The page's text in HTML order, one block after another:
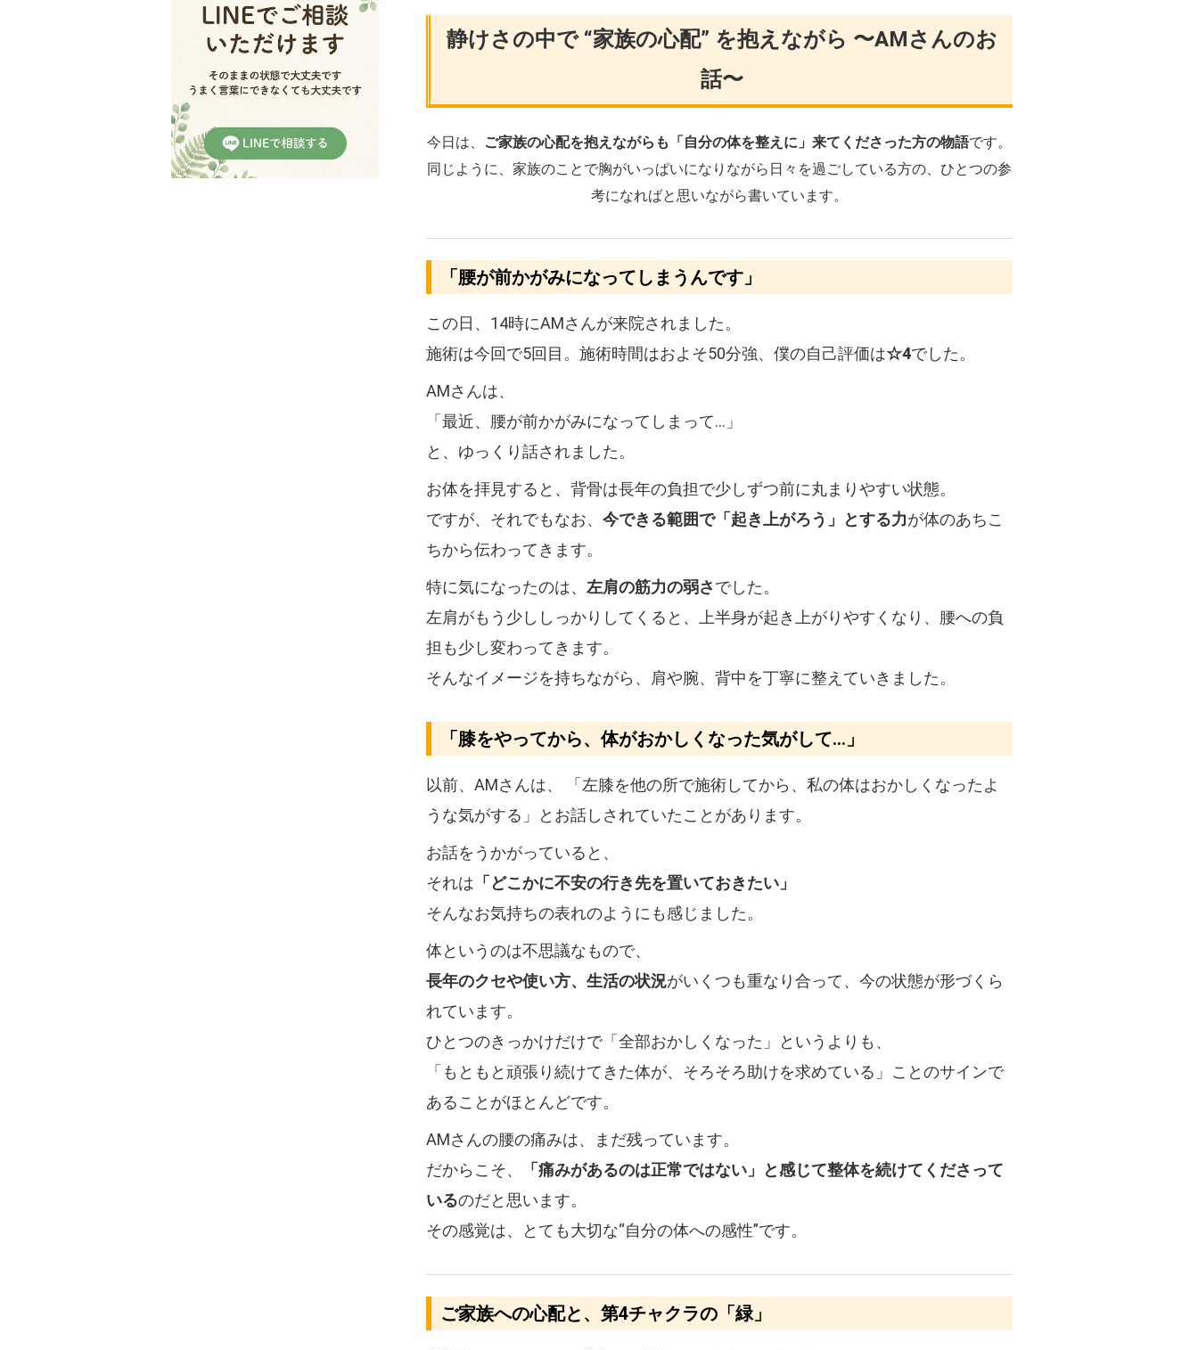
静けさの中で “家族の心配” を抱えながら 〜AMさんのお
話〜
今日は、 ご家族の心配を抱えながらも「自分の体を整えに」来てくださった方の物語です。
同じように、家族のことで胸がいっぱいになりながら日々を過ごしている方の、ひとつの参
考になればと思いながら書いています。
「腰が前かがみになってしまうんです」
この日、14時にAMさんが来院されました。
施術は今回で5回目。施術時間はおよそ50分強、僕の自己評価は☆4でした。
AMさんは、
「最近、腰が前かがみになってしまって…」
と、ゆっくり話されました。
お体を拝見すると、背骨は長年の負担で少しずつ前に丸まりやすい状態。
ですが、それでもなお、 今できる範囲で「起き上がろう」とする力が体のあちこ
ちから伝わってきます。
特に気になったのは、 左肩の筋力の弱さでした。
左肩がもう少ししっかりしてくると、上半身が起き上がりやすくなり、腰への負
担も少し変わってきます。
そんなイメージを持ちながら、肩や腕、背中を丁寧に整えていきました。
「膝をやってから、体がおかしくなった気がして…」
以前、AMさんは、 「左膝を他の所で施術してから、私の体はおかしくなったよ
うな気がする」とお話しされていたことがあります。
お話をうかがっていると、
それは 「どこかに不安の行き先を置いておきたい」
そんなお気持ちの表れのようにも感じました。
体というのは不思議なもので、
長年のクセや使い方、生活の状況がいくつも重なり合って、今の状態が形づくら
れています。
ひとつのきっかけだけで「全部おかしくなった」というよりも、
「もともと頑張り続けてきた体が、そろそろ助けを求めている」ことのサインで
あることがほとんどです。
AMさんの腰の痛みは、まだ残っています。
だからこそ、
「痛みがあるのは正常ではない」と感じて整体を続けてくださって
いるのだと思います。
その感覚は、とても大切な“自分の体への感性”です。
ご家族への心配と、第4チャクラの「緑」